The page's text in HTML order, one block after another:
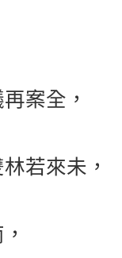
案全，
若來未，